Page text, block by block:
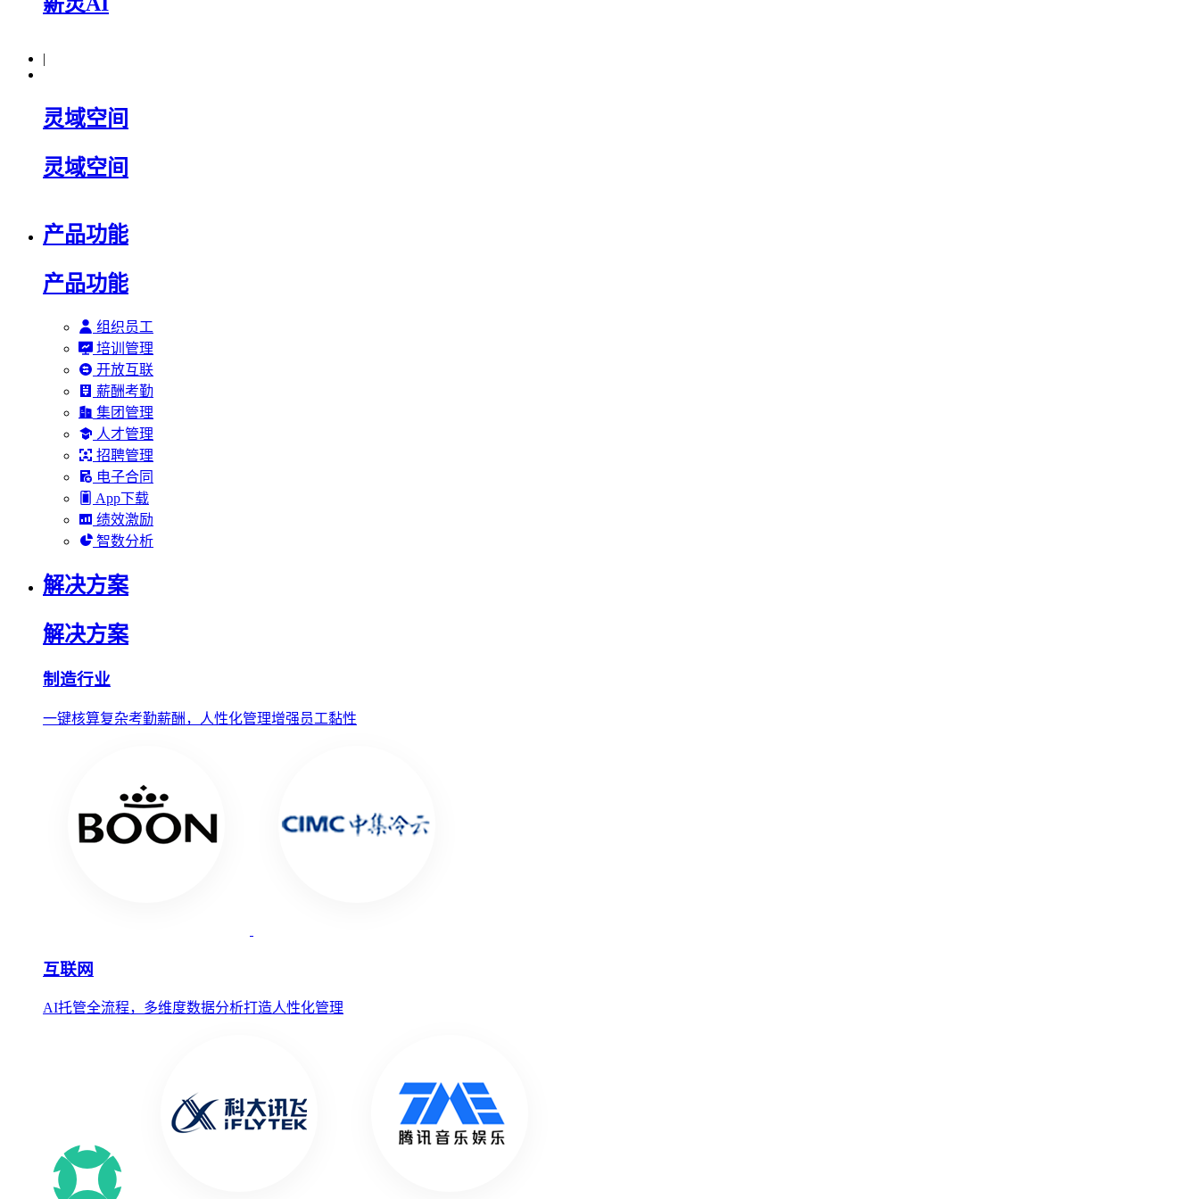
|
灵域空间
灵域空间
产品功能
产品功能
组织员工
培训管理
开放互联
薪酬考勤
集团管理
人才管理
招聘管理
电子合同
App下载
绩效激励
智数分析
解决方案
解决方案
制造行业
一键核算复杂考勤薪酬，人性化管理增强员工黏性
互联网
AI托管全流程，多维度数据分析打造人性化管理